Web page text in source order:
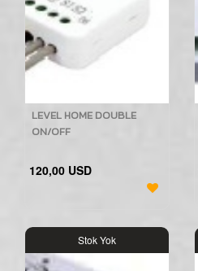
LEVEL HOME DOUBLE
ON/OFF
120,00 USD
Stok Yok